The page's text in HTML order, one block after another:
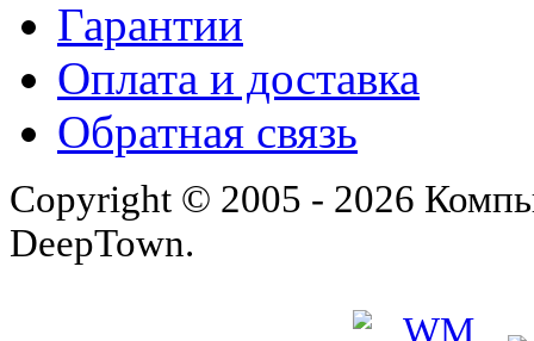
Гарантии
Оплата и доставка
Обратная связь
Copyright © 2005 - 2026
DeepTown.